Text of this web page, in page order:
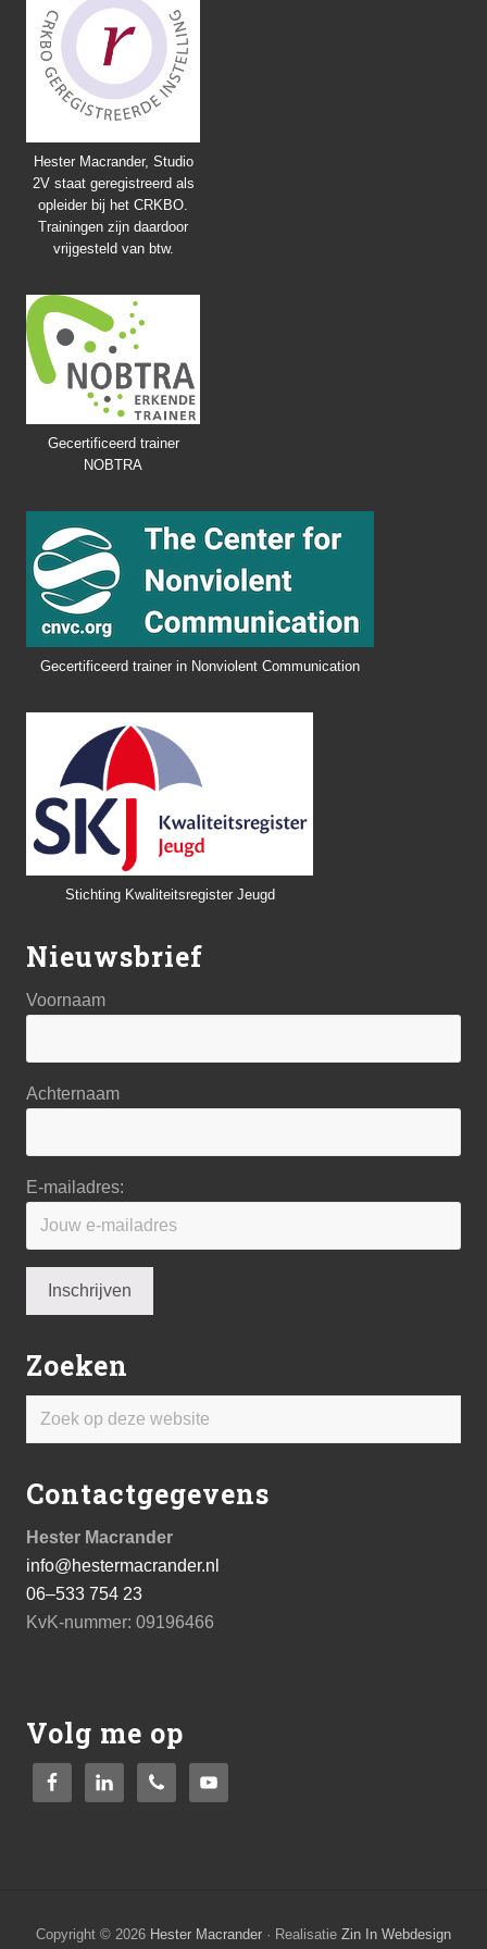
Hester Macrander, Studio
2V staat geregistreerd als
opleider bij het CRKBO.
Trainingen zijn daardoor
vrijgesteld van btw.
Gecertificeerd trainer
NOBTRA
Gecertificeerd trainer in Nonviolent Communication
Stichting Kwaliteitsregister Jeugd
Nieuwsbrief
Voornaam
Achternaam
E-mailadres:
Zoeken
Zoek
website
Contactgegevens
Hester Macrander
info@hestermacrander.nl
06–533 754 23
KvK-nummer: 09196466
Volg me op
Copyright © 2026 Hester Macrander · Realisatie Zin In Webdesign